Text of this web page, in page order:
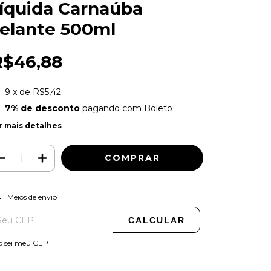
Carnaúba
500ml
9 x de R$5,42
7% de descontopagando com Boleto
mais detalhes
para o CEP:
Meios de envio
CALCULAR
sei meu CEP